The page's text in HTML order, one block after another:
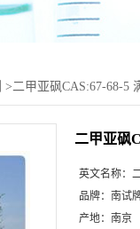
>二甲亚砜CAS:67-68-5
二甲亚砜
英文名称：
品牌： 南试
产地： 南京